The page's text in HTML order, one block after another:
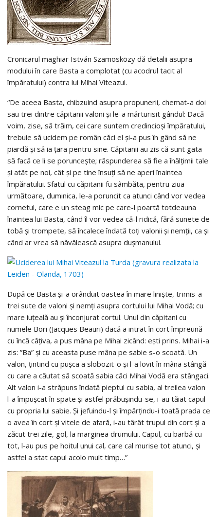
Cronicarul maghiar István Szamosközy dă detalii asupra
modului în care Basta a complotat (cu acodrul tacit al
împăratului) contra lui Mihai Viteazul.
“De aceea Basta, chibzuind asupra propunerii, chemat-a doi
sau trei dintre căpitanii valoni şi le-a mărturisit gândul: Dacă
voim, zise, să trăim, cei care suntem credincioşi împăratului,
trebuie să ucidem pe român căci el şi-a pus în gând să ne
piardă şi să ia ţara pentru sine. Căpitanii au zis că sunt gata
să facă ce li se porunceşte; răspunderea să fie a înălţimii tale
şi atât pe noi, cât şi pe tine însuţi să ne aperi înaintea
împăratului. Sfatul cu căpitanii fu sâmbăta, pentru ziua
următoare, duminica, le-a poruncit ca atunci când vor vedea
cornetul, care e un steag mic pe care-l poartă totdeauna
înaintea lui Basta, când îl vor vedea că-l ridică, fără sunete de
tobă şi trompete, să încalece îndată toţi valonii şi nemţii, ca şi
când ar vrea să năvălească asupra duşmanului.
După ce Basta şi-a orânduit oastea în mare linişte, trimis-a
trei sute de valoni şi nemţi asupra cortului lui Mihai Vodă; cu
mare iuţeală au şi înconjurat cortul. Unul din căpitani cu
numele Bori (Jacques Beauri) dacă a intrat în cort împreună
cu încă câţiva, a pus mâna pe Mihai zicând: eşti prins. Mihai i-a
zis: ”Ba” şi cu aceasta puse mâna pe sabie s-o scoată. Un
valon, ţintind cu puşca a slobozit-o şi l-a lovit în mâna stângă
cu care a căutat să scoată sabia căci Mihai Vodă era stângaci.
Alt valon i-a străpuns îndată pieptul cu sabia, al treilea valon
l-a împuşcat în spate şi astfel prăbuşindu-se, i-au tăiat capul
cu propria lui sabie. Şi jefuindu-l şi împărţindu-i toată prada ce
o avea în cort şi vitele de afară, i-au târât trupul din cort şi a
zăcut trei zile, gol, la marginea drumului. Capul, cu barbă cu
tot, l-au pus pe hoitul unui cal, care cal murise tot atunci, şi
astfel a stat capul acolo mult timp…”